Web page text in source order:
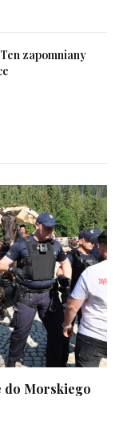
zapomniany
do Morskiego